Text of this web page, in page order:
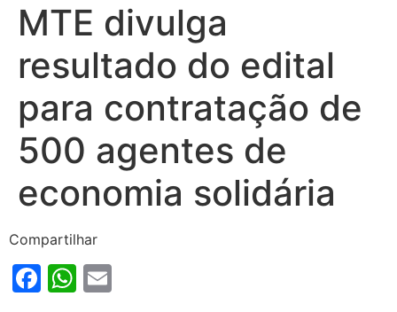
MTE divulga
resultado do edital
para contratação de
500 agentes de
economia solidária
Compartilhar
Facebook
WhatsApp